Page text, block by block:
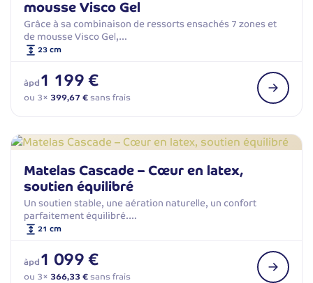
mousse Visco Gel
Grâce à sa combinaison de ressorts ensachés 7 zones et
de mousse Visco Gel,…
23 cm
àpd1 199 €
ou 3× 399,67 €sans frais
Matelas Cascade – Cœur en latex,
soutien équilibré
Un soutien stable, une aération naturelle, un confort
parfaitement équilibré.…
21 cm
àpd1 099 €
ou 3× 366,33 €sans frais